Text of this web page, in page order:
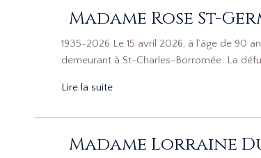
Madame Rose St-
1935-2026 Le 15 avril 2026, à l’âge de 90
demeurant à St-Charles-Borromée. La
Lire la suite
Madame Lorraine